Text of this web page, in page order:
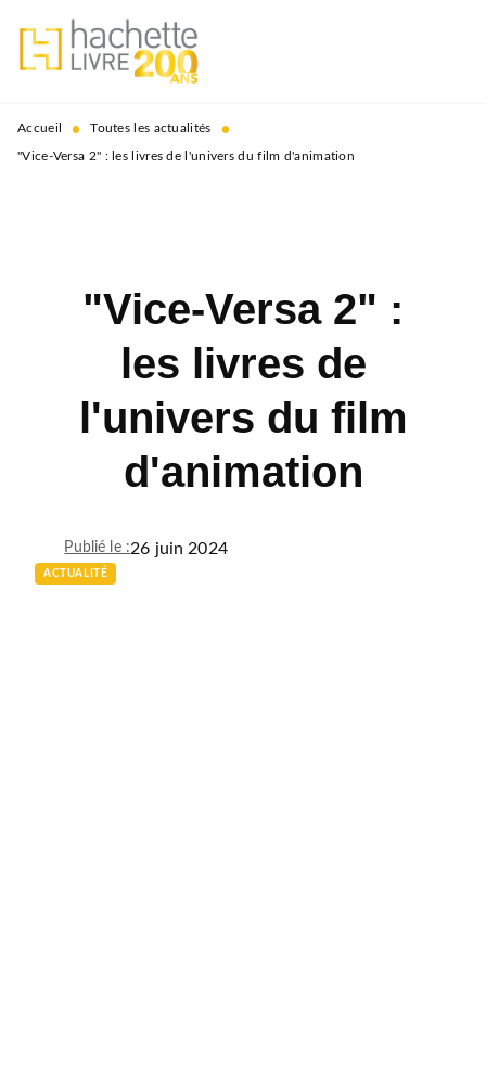
MENU RECHERCHE
PIED DE PAGE
Accueil • Toutes les actualités •
"Vice-Versa 2" : les livres de l'univers du film d'animation
"Vice-Versa 2" :
les livres de
l'univers du film
d'animation
Publié le :26 juin 2024
ACTUALITÉ